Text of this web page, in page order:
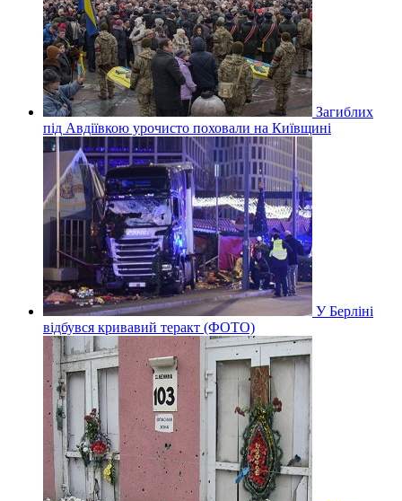
Загиблих
під Авдіївкою урочисто поховали на Київщині
У Берліні
відбувся кривавий теракт (ФОТО)